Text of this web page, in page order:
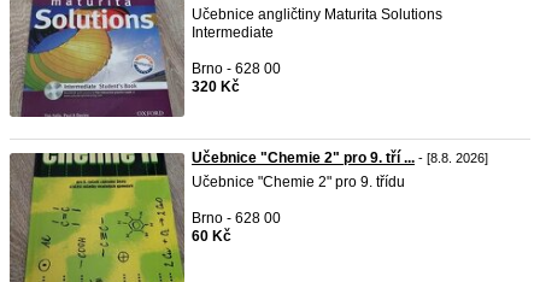
Učebnice angličtiny Maturita Solutions
Intermediate
Brno - 628 00
320 Kč
Učebnice "Chemie 2" pro 9. tří ... - [8.8. 2026]
Učebnice "Chemie 2" pro 9. třídu
Brno - 628 00
60 Kč